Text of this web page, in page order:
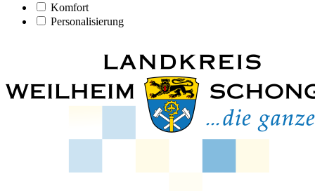
Komfort
Personalisierung